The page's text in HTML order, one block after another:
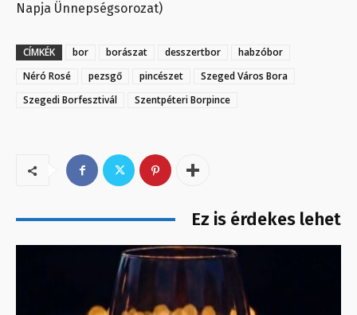
Napja Ünnepségsorozat)
CÍMKÉK bor borászat desszertbor
habzóbor
Néró Rosé
pezsgő pincészet
Szeged Város Bora
Szegedi Borfesztivál
Szentpéteri Borpince
Ez is érdekes lehet